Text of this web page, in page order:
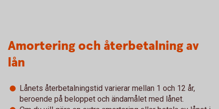
Amortering och återbetalning av
lån
Lånets återbetalningstid varierar mellan 1 och 12 år,
beroende på beloppet och ändamålet med lånet.